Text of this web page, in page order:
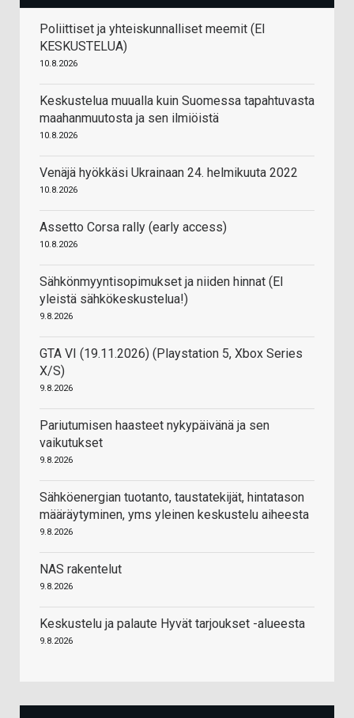
Poliittiset ja yhteiskunnalliset meemit (EI
KESKUSTELUA)
10.8.2026
Keskustelua muualla kuin Suomessa tapahtuvasta
maahanmuutosta ja sen ilmiöistä
10.8.2026
Venäjä hyökkäsi Ukrainaan 24. helmikuuta 2022
10.8.2026
Assetto Corsa rally (early access)
10.8.2026
Sähkönmyyntisopimukset ja niiden hinnat (EI
yleistä sähkökeskustelua!)
9.8.2026
GTA VI (19.11.2026) (Playstation 5, Xbox Series
X/S)
9.8.2026
Pariutumisen haasteet nykypäivänä ja sen
vaikutukset
9.8.2026
Sähköenergian tuotanto, taustatekijät, hintatason
määräytyminen, yms yleinen keskustelu aiheesta
9.8.2026
NAS rakentelut
9.8.2026
Keskustelu ja palaute Hyvät tarjoukset -alueesta
9.8.2026